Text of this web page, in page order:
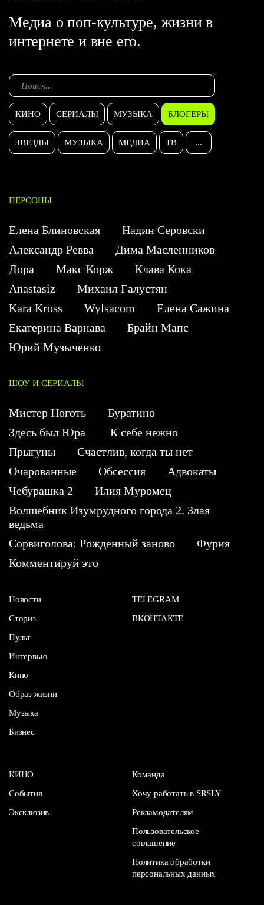
Медиа о поп-культуре, жизни в
интернете и вне его.
КИНО СЕРИАЛЫ МУЗЫКА БЛОГЕРЫ
ЗВЕЗДЫ МУЗЫКА МЕДИА ТВ ...
ПЕРСОНЫ
Елена Блиновская
Надин Серовски
Александр Ревва
Дима Масленников
Дора
Макс Корж
Клава Кока
Anastasiz
Михаил Галустян
Kara Kross
Wylsacom
Елена Сажина
Екатерина Варнава
Брайн Мапс
Юрий Музыченко
ШОУ И СЕРИАЛЫ
Мистер Ноготь
Буратино
Здесь был Юра
К себе нежно
Прыгуны
Счастлив, когда ты нет
Очарованные
Обсессия
Адвокаты
Чебурашка 2
Илия Муромец
Волшебник Изумрудного города 2. Злая
ведьма
Сорвиголова: Рожденный заново
Фурия
Комментируй это
Новости
Сториз
Пульт
Интервью
Кино
Образ жизни
Музыка
Бизнес
TELEGRAM
ВКОНТАКТЕ
КИНО
События
Эксклюзив
Команда
Хочу работать в SRSLY
Рекламодателям
Пользовательское
соглашение
Политика обработки
персональных данных